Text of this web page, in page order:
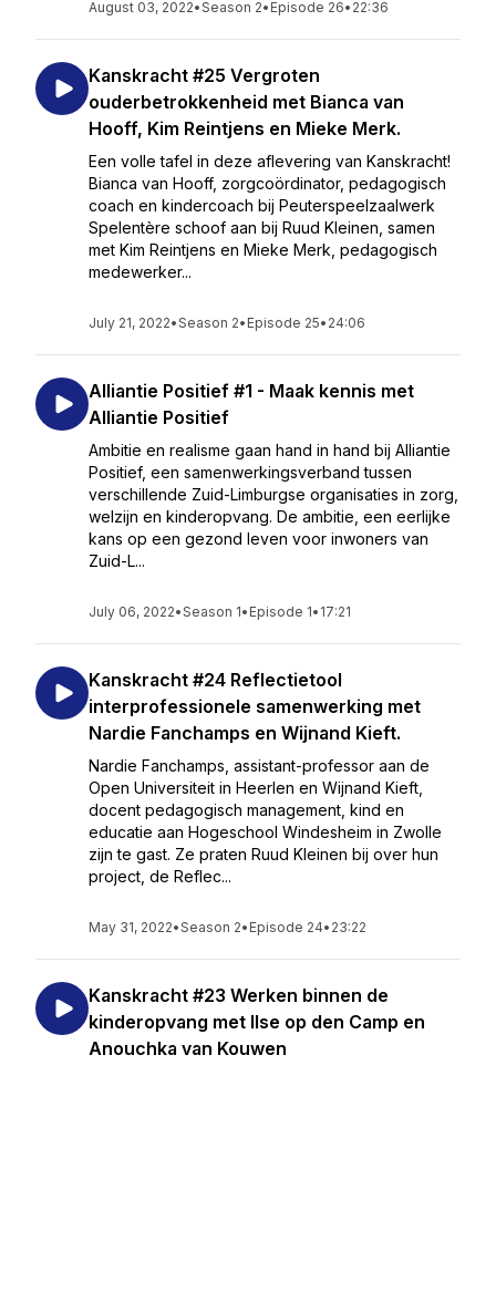
August 03, 2022•Season 2• Episode 26• 22:36
Kanskracht #25 Vergroten
ouderbetrokkenheid met Bianca van
Hooff, Kim Reintjens en Mieke Merk.
Een volle tafel in deze aflevering van Kanskracht!
Bianca van Hooff, zorgcoördinator, pedagogisch
coach en kindercoach bij Peuterspeelzaalwerk
Spelentère schoof aan bij Ruud Kleinen, samen
met Kim Reintjens en Mieke Merk, pedagogisch
medewerker...
July 21, 2022•Season 2• Episode 25• 24:06
Alliantie Positief #1 - Maak kennis met
Alliantie Positief
Ambitie en realisme gaan hand in hand bij Alliantie
Positief, een samenwerkingsverband tussen
verschillende Zuid-Limburgse organisaties in zorg,
welzijn en kinderopvang. De ambitie, een eerlijke
kans op een gezond leven voor inwoners van
Zuid-L...
July 06, 2022•Season 1• Episode 1• 17:21
Kanskracht #24 Reflectietool
interprofessionele samenwerking met
Nardie Fanchamps en Wijnand Kieft.
Nardie Fanchamps, assistant-professor aan de
Open Universiteit in Heerlen en Wijnand Kieft,
docent pedagogisch management, kind en
educatie aan Hogeschool Windesheim in Zwolle
zijn te gast. Ze praten Ruud Kleinen bij over hun
project, de Reflec...
May 31, 2022•Season 2• Episode 24• 23:22
Kanskracht #23 Werken binnen de
kinderopvang met Ilse op den Camp en
Anouchka van Kouwen